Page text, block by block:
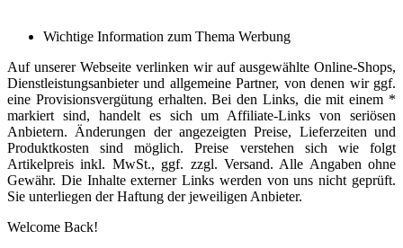
Wichtige Information zum Thema Werbung
Auf unserer Webseite verlinken wir auf ausgewählte Online-Shops,
Dienstleistungsanbieter und allgemeine Partner, von denen wir ggf.
eine Provisionsvergütung erhalten. Bei den Links, die mit einem *
markiert sind, handelt es sich um Affiliate-Links von seriösen
Anbietern. Änderungen der angezeigten Preise, Lieferzeiten und
Produktkosten sind möglich. Preise verstehen sich wie folgt
Artikelpreis inkl. MwSt., ggf. zzgl. Versand. Alle Angaben ohne
Gewähr. Die Inhalte externer Links werden von uns nicht geprüft.
Sie unterliegen der Haftung der jeweiligen Anbieter.
Welcome Back!